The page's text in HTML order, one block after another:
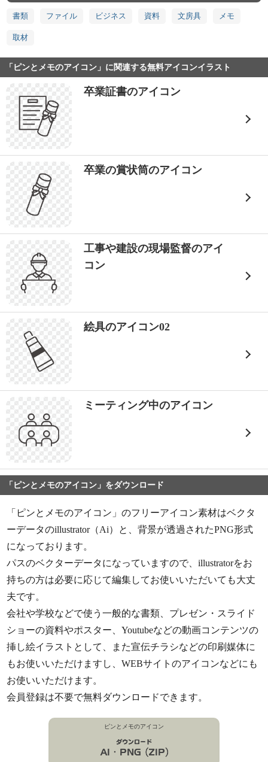
書類 ファイル ビジネス 資料 文房具 メモ
取材
「ピンとメモのアイコン」に関連する無料アイコンイラスト
卒業証書のアイコン
卒業の賞状筒のアイコン
工事や建設の現場監督のアイ
コン
絵具のアイコン02
ミーティング中のアイコン
「ピンとメモのアイコン」をダウンロード
「ピンとメモのアイコン」のフリーアイコン素材はベクタ
ーデータのillustrator（Ai）と、背景が透過されたPNG形式
になっております。
パスのベクターデータになっていますので、illustratorをお
持ちの方は必要に応じて編集してお使いいただいても大丈
夫です。
会社や学校などで使う一般的な書類、プレゼン・スライド
ショーの資料やポスター、Youtubeなどの動画コンテンツの
挿し絵イラストとして、また宣伝チラシなどの印刷媒体に
もお使いいただけますし、WEBサイトのアイコンなどにも
お使いいただけます。
会員登録は不要で無料ダウンロードできます。
ピンとメモのアイコン